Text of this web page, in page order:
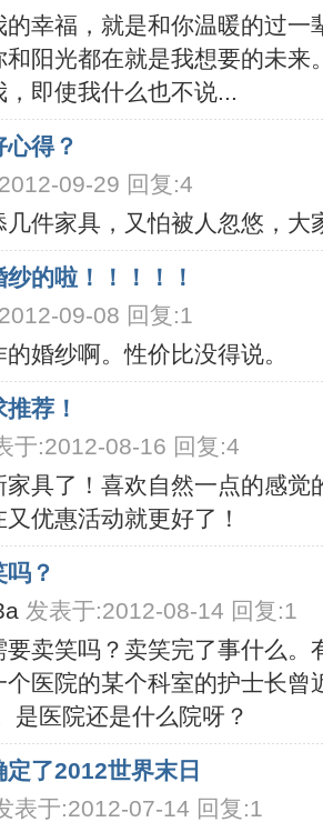
的幸福，就是和你温暖的
和阳光都在就是我想要
即使我什么也不说...
得？
09-29 回复:4
几件家具，又怕被人忽悠，大
的啦！！！！！
09-08 回复:1
婚纱啊。性价比没得说。
荐！
于:2012-08-16 回复:4
家具了！喜欢自然一点的感觉
优惠活动就更好了！
？
发表于:2012-08-14 回复:1
要卖笑吗？卖笑完了事什么。
医院的某个科室的护士长曾
是医院还是什么院呀？
了2012世界末日
表于:2012-07-14 回复:1